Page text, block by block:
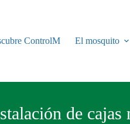
ControlM
El mosquito
de